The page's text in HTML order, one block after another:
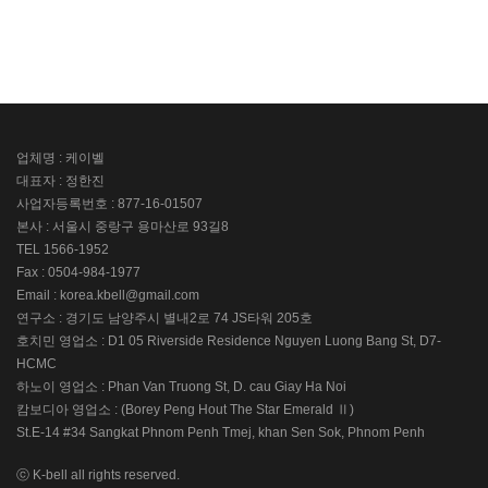
업체명 : 케이벨
대표자 : 정한진
사업자등록번호 : 877-16-01507
본사 : 서울시 중랑구 용마산로 93길8
TEL 1566-1952
Fax : 0504-984-1977
Email : korea.kbell@gmail.com
연구소 : 경기도 남양주시 별내2로 74 JS타워 205호
호치민 영업소 : D1 05 Riverside Residence Nguyen Luong Bang St, D7-
HCMC
하노이 영업소 : Phan Van Truong St, D. cau Giay Ha Noi
캄보디아 영업소 : (Borey Peng Hout The Star Emerald Ⅱ)
St.E-14 #34 Sangkat Phnom Penh Tmej, khan Sen Sok, Phnom Penh
ⓒ K-bell all rights reserved.